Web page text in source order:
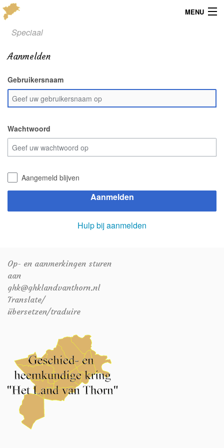
MENU
Menu
Publicaties
Dialect
Locaties
Kaarten
Overig
Verenigingsinfo
Speciaal
Aanmelden
Gebruikersnaam
Wachtwoord
Aangemeld blijven
Aanmelden
Hulp bij aanmelden
Op- en aanmerkingen sturen
aan
ghk@ghklandvanthorn.nl
Translate/
übersetzen/traduire